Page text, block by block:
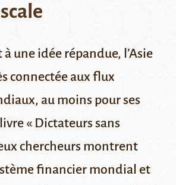
une idée répandue, l’Asie
connectée aux flux
au moins pour ses
« Dictateurs sans
chercheurs montrent
financier mondial et